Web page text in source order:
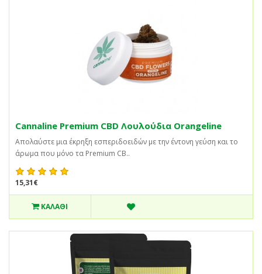
Cannaline Premium CBD Λουλούδια Orangeline
Απολαύστε μια έκρηξη εσπεριδοειδών με την έντονη γεύση και το
άρωμα που μόνο τα Premium CB..
15,31€
ΚΑΛΆΘΙ